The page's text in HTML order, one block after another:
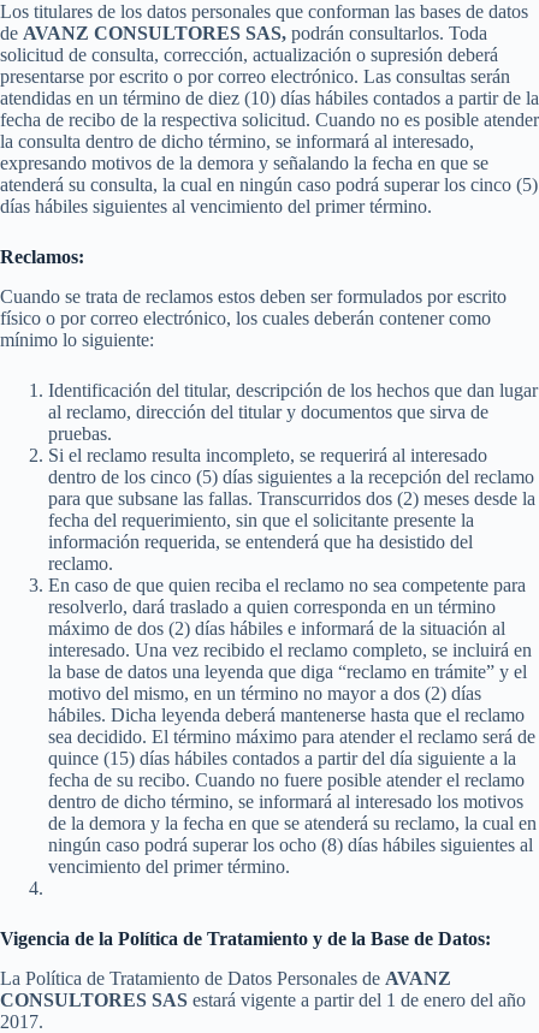
Los titulares de los datos personales que conforman las bases de datos
de AVANZ CONSULTORES SAS, podrán consultarlos. Toda
solicitud de consulta, corrección, actualización o supresión deberá
presentarse por escrito o por correo electrónico. Las consultas serán
atendidas en un término de diez (10) días hábiles contados a partir de la
fecha de recibo de la respectiva solicitud. Cuando no es posible atender
la consulta dentro de dicho término, se informará al interesado,
expresando motivos de la demora y señalando la fecha en que se
atenderá su consulta, la cual en ningún caso podrá superar los cinco (5)
días hábiles siguientes al vencimiento del primer término.
Reclamos:
Cuando se trata de reclamos estos deben ser formulados por escrito
físico o por correo electrónico, los cuales deberán contener como
mínimo lo siguiente:
Identificación del titular, descripción de los hechos que dan lugar
al reclamo, dirección del titular y documentos que sirva de
pruebas.
Si el reclamo resulta incompleto, se requerirá al interesado
dentro de los cinco (5) días siguientes a la recepción del reclamo
para que subsane las fallas. Transcurridos dos (2) meses desde la
fecha del requerimiento, sin que el solicitante presente la
información requerida, se entenderá que ha desistido del
reclamo.
En caso de que quien reciba el reclamo no sea competente para
resolverlo, dará traslado a quien corresponda en un término
máximo de dos (2) días hábiles e informará de la situación al
interesado. Una vez recibido el reclamo completo, se incluirá en
la base de datos una leyenda que diga “reclamo en trámite” y el
motivo del mismo, en un término no mayor a dos (2) días
hábiles. Dicha leyenda deberá mantenerse hasta que el reclamo
sea decidido. El término máximo para atender el reclamo será de
quince (15) días hábiles contados a partir del día siguiente a la
fecha de su recibo. Cuando no fuere posible atender el reclamo
dentro de dicho término, se informará al interesado los motivos
de la demora y la fecha en que se atenderá su reclamo, la cual en
ningún caso podrá superar los ocho (8) días hábiles siguientes al
vencimiento del primer término.
Vigencia de la Política de Tratamiento y de la Base de Datos:
La Política de Tratamiento de Datos Personales de AVANZ
CONSULTORES SAS estará vigente a partir del 1 de enero del año
2017.